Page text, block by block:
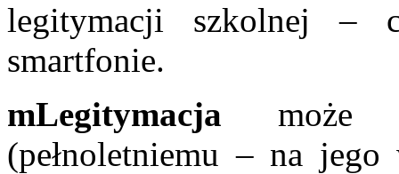
legitymacji szkolnej –
smartfonie.
mLegitymacja może
(pełnoletniemu – na jego